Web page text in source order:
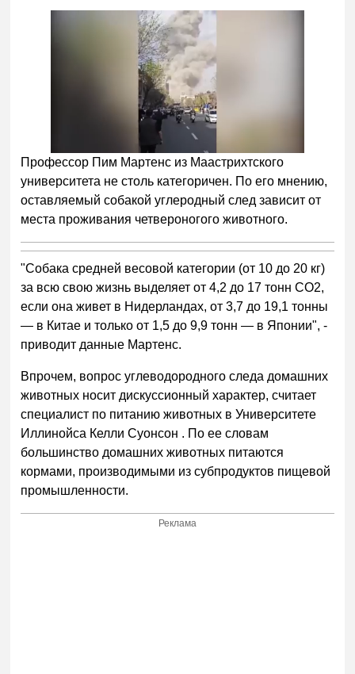
Профессор Пим Мартенс из Маастрихтского
университета не столь категоричен. По его мнению,
оставляемый собакой углеродный след зависит от
места проживания четвероногого животного.
"Собака средней весовой категории (от 10 до 20 кг)
за всю свою жизнь выделяет от 4,2 до 17 тонн CO2,
если она живет в Нидерландах, от 3,7 до 19,1 тонны
— в Китае и только от 1,5 до 9,9 тонн — в Японии", -
приводит данные Мартенс.
Впрочем, вопрос углеводородного следа домашних
животных носит дискуссионный характер, считает
специалист по питанию животных в Университете
Иллинойса Келли Суонсон . По ее словам
большинство домашних животных питаются
кормами, производимыми из субпродуктов пищевой
промышленности.
Реклама